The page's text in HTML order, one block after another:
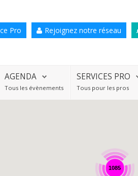
Pro Rejoignez notre réseau
AGENDA
Tous les évènements
SERVICES PRO
Tous pour les pros
1085